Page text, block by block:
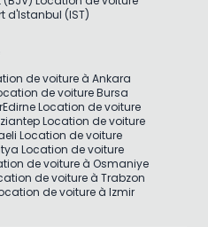
d'Istanbul (IST)
de voiture à Ankara
de voiture Bursa
Edirne Location de voiture
Location de voiture
Location de voiture
Location de voiture
de voiture à Osmaniye
de voiture à Trabzon
de voiture à Izmir